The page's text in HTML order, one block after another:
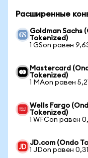
Расширенные
Goldman Sachs
Tokenized)
1 GSon равен
Mastercard
Tokenized)
1 MAon равен
Wells Fargo
Tokenized)
1 WFCon равен
JD.com (Ondo
1 JDon равен